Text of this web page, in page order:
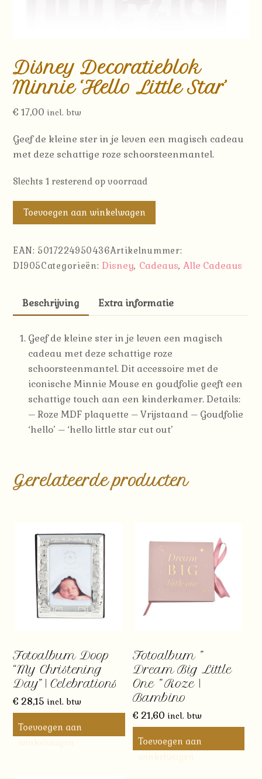
Disney Decoratieblok
Minnie ‘Hello Little Star’
€ 17,00 incl. btw
Geef de kleine ster in je leven een magisch cadeau
met deze schattige roze schoorsteenmantel.
Slechts 1 resterend op voorraad
Disney
Decoratieblok
'Hello
Little
aantal
Toevoegen aan winkelwagen
EAN: 5017224950436Artikelnummer:
DI905Categorieën: Disney, Cadeaus,Alle Cadeaus
Beschrijving Extra informatie
Geef de kleine ster in je leven een magisch
cadeau met deze schattige roze
schoorsteenmantel. Dit accessoire met de
iconische Minnie Mouse en goudfolie geeft een
schattige touch aan een kinderkamer. Details:
– Roze MDF plaquette – Vrijstaand – Goudfolie
‘hello’ – ‘hello little star cut out’
Gerelateerde producten
Fotoalbum Doop
“My Christening
Day” | Celebrations
€ 28,15 incl. btw
Toevoegen aan
Fotoalbum ”
Dream Big Little
One ” Roze |
Bambino
€ 21,60 incl. btw
Toevoegen aan